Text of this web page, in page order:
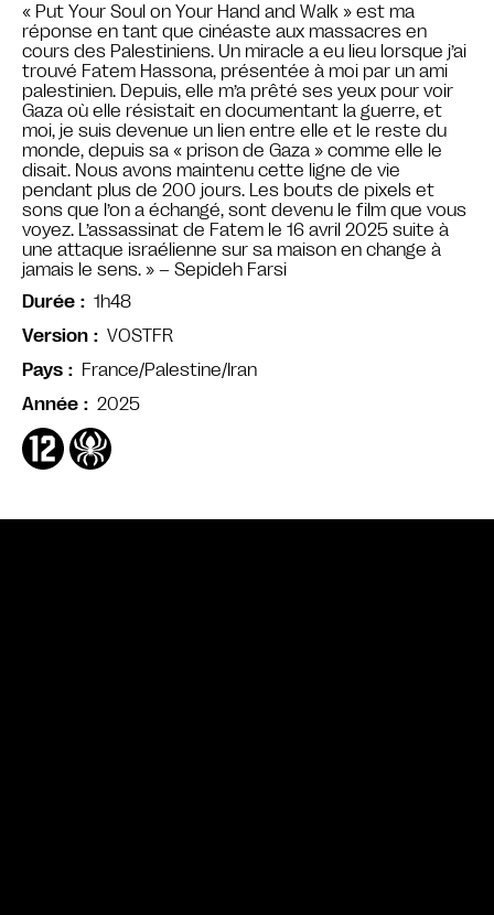
« Put Your Soul on Your Hand and Walk » est ma
réponse en tant que cinéaste aux massacres en
cours des Palestiniens. Un miracle a eu lieu lorsque j’ai
trouvé Fatem Hassona, présentée à moi par un ami
palestinien. Depuis, elle m’a prêté ses yeux pour voir
Gaza où elle résistait en documentant la guerre, et
moi, je suis devenue un lien entre elle et le reste du
monde, depuis sa « prison de Gaza » comme elle le
disait. Nous avons maintenu cette ligne de vie
pendant plus de 200 jours. Les bouts de pixels et
sons que l’on a échangé, sont devenu le film que vous
voyez. L’assassinat de Fatem le 16 avril 2025 suite à
une attaque israélienne sur sa maison en change à
jamais le sens. » – Sepideh Farsi
Durée
1h48
Version
VOSTFR
Pays
France/Palestine/Iran
Année
2025